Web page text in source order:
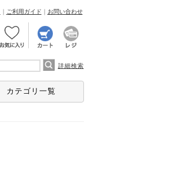
｜ ご利用ガイド ｜ お問い合わせ
詳細検索
カテゴリ一覧